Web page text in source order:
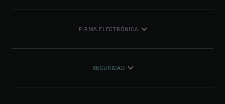
FIRMA ELECTRÓNICA
SEGURIDAD